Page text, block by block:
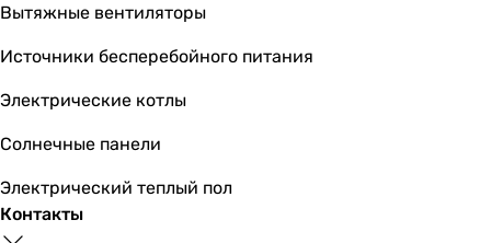
-
-
-
35 мм
-
Примечание к смесителям
Вытяжные вентиляторы
Источники бесперебойного питания
Электрические котлы
Солнечные панели
Электрический теплый пол
Контакты